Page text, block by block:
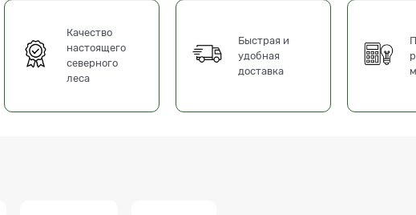
Качество
настоящего
северного
леса
Быстрая и
удобная
доставка